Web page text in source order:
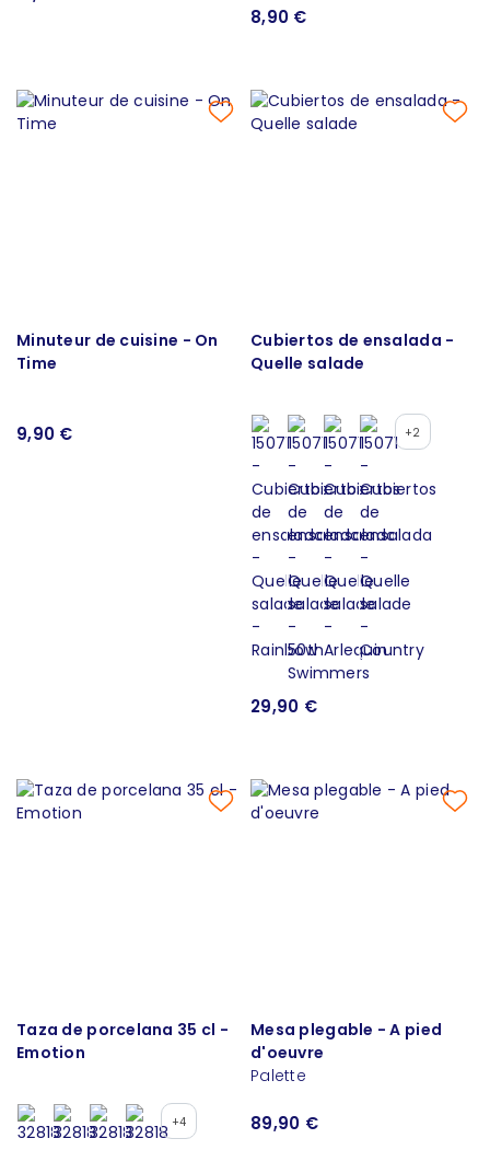
8,90 €
Minuteur de cuisine - On
Time
9,90 €
Cubiertos de ensalada -
Quelle salade
+2
29,90 €
Taza de porcelana 35 cl -
Emotion
+4
Mesa plegable - A pied
d'oeuvre
Palette
89,90 €